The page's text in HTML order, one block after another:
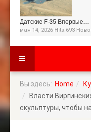
Датские F-35 Впервые…
мая 14, 2026 Hits:693
Вы здесь: Home
Власти
скульптуры, чтобы